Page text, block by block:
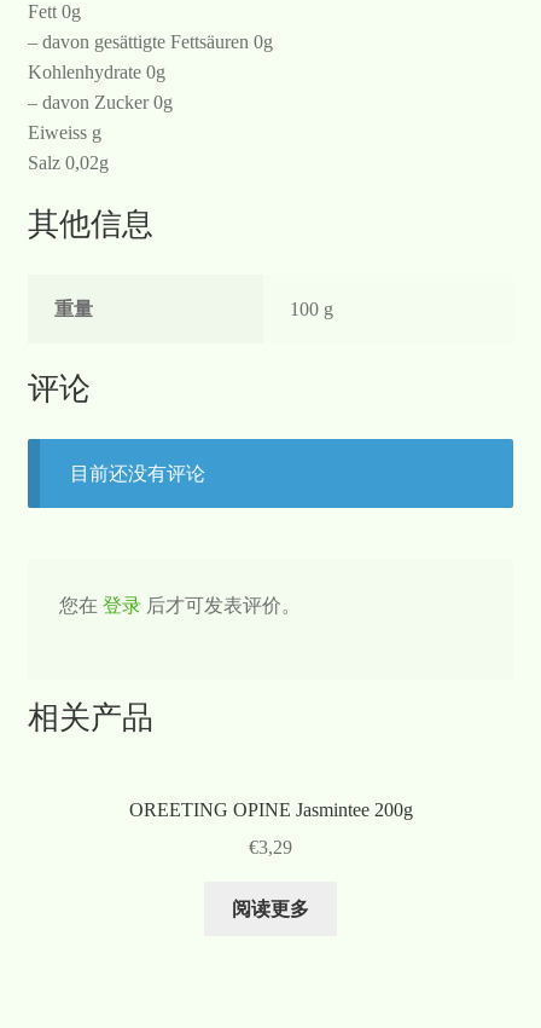
Fett 0g
– davon gesättigte Fettsäuren 0g
Kohlenhydrate 0g
– davon Zucker 0g
Eiweiss g
Salz 0,02g
其他信息
重量 100 g
评论
目前还没有评论
您在 登录后才可发表评价。
相关产品
OREETING OPINE Jasmintee 200g
€3,29
阅读更多